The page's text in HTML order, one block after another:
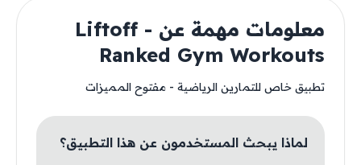
معلومات مهمة عن Liftoff -
Ranked Gym Workouts
تطبيق خاص للتمارين الرياضية - مفتوح المميزات
لماذا يبحث المستخدمون عن هذا التطبيق؟